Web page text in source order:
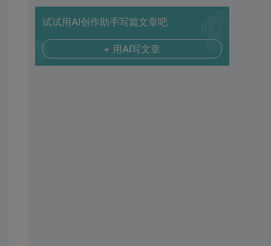
试试用AI创作助手写篇文章吧
+ 用AI写文章